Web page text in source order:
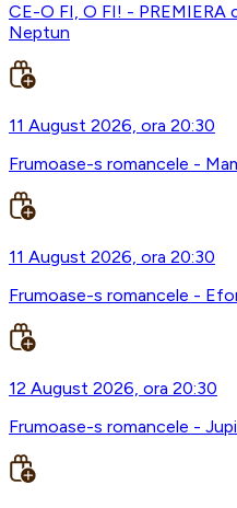
CE-O FI, O FI! -
Neptun
11 August 2026, ora 20:30
Frumoase-s romancele -
11 August 2026, ora 20:30
Frumoase-s romancele -
12 August 2026, ora 20:30
Frumoase-s romancele -